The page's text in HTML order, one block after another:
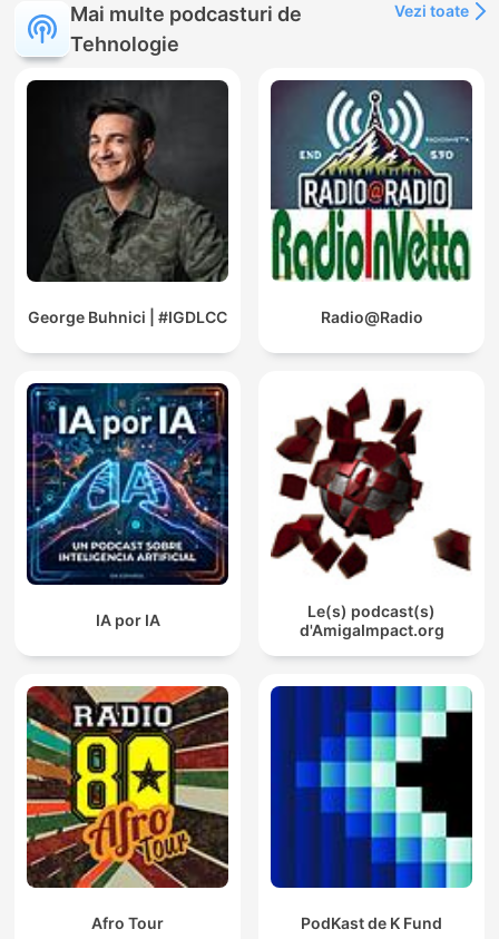
Mai multe podcasturi de
Tehnologie
Vezi toate
George Buhnici | #IGDLCC Radio@Radio
IA por IA
Le(s) podcast(s)
d'AmigaImpact.org
Afro Tour PodKast de K Fund